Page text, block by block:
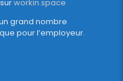
workin.space
grand nombre
pour l’employeur.